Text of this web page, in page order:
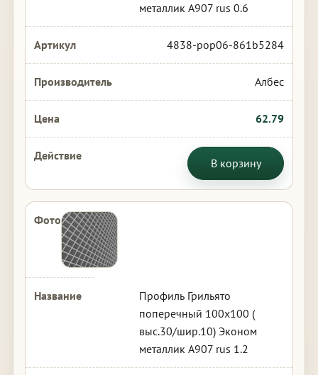
металлик А907 rus 0.6
4838-pop06-861b5284
Албес
62.79
В корзину
Профиль Грильято
поперечный 100х100 (
выс.30/шир.10) Эконом
металлик А907 rus 1.2